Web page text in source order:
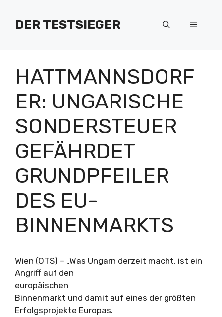
Inhalt
springenDER TESTSIEGER Menü
HATTMANNSDORF
ER: UNGARISCHE
SONDERSTEUER
GEFÄHRDET
GRUNDPFEILER
DES EU-
BINNENMARKTS
Wien (OTS) – „Was Ungarn derzeit macht, ist ein
Angriff auf den
europäischen
Binnenmarkt und damit auf eines der größten
Erfolgsprojekte Europas.